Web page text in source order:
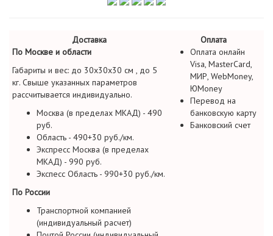
Доставка
Оплата
По Москве и области
Габариты и вес: до 30х30х30 см , до 5
кг. Свыше указанных параметров
рассчитывается индивидуально.
Москва (в пределах МКАД) - 490
руб.
Область - 490+30 руб./км.
Экспресс Москва (в пределах
МКАД) - 990 руб.
Экспесс Область - 990+30 руб./км.
По России
Транспортной компанией
(индивидуальный расчет)
Оплата онлайн
Visa, MasterCard,
МИР, WebMoney,
ЮMoney
Перевод на
банковскую карту
Банковский счет